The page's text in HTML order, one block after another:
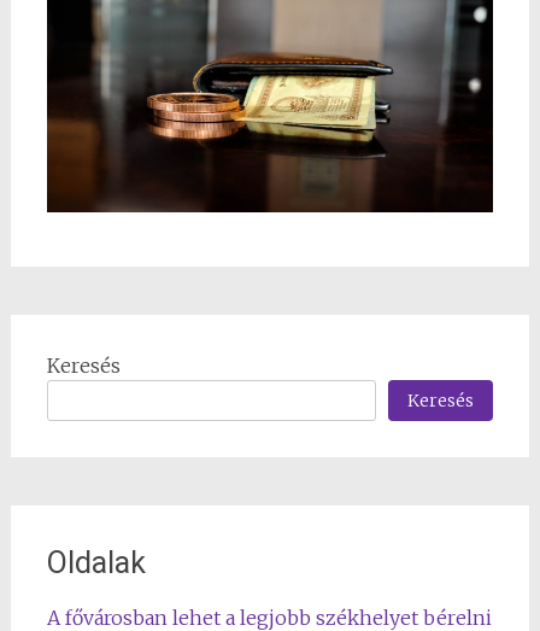
Keresés
Keresés
Oldalak
A fővárosban lehet a legjobb székhelyet bérelni